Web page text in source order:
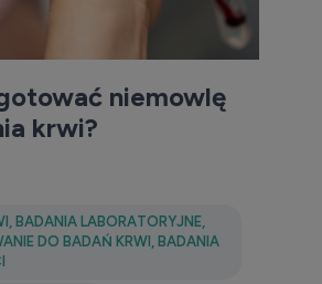
niemowlę
krwi?
, BADANIA LABORATORYJNE,
DO BADAŃ KRWI , BADANIA